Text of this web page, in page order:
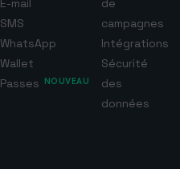
E-mail
SMS
WhatsApp
Wallet
Passes
NOUVEAU
de
campagnes
Intégrations
Sécurité
des
données